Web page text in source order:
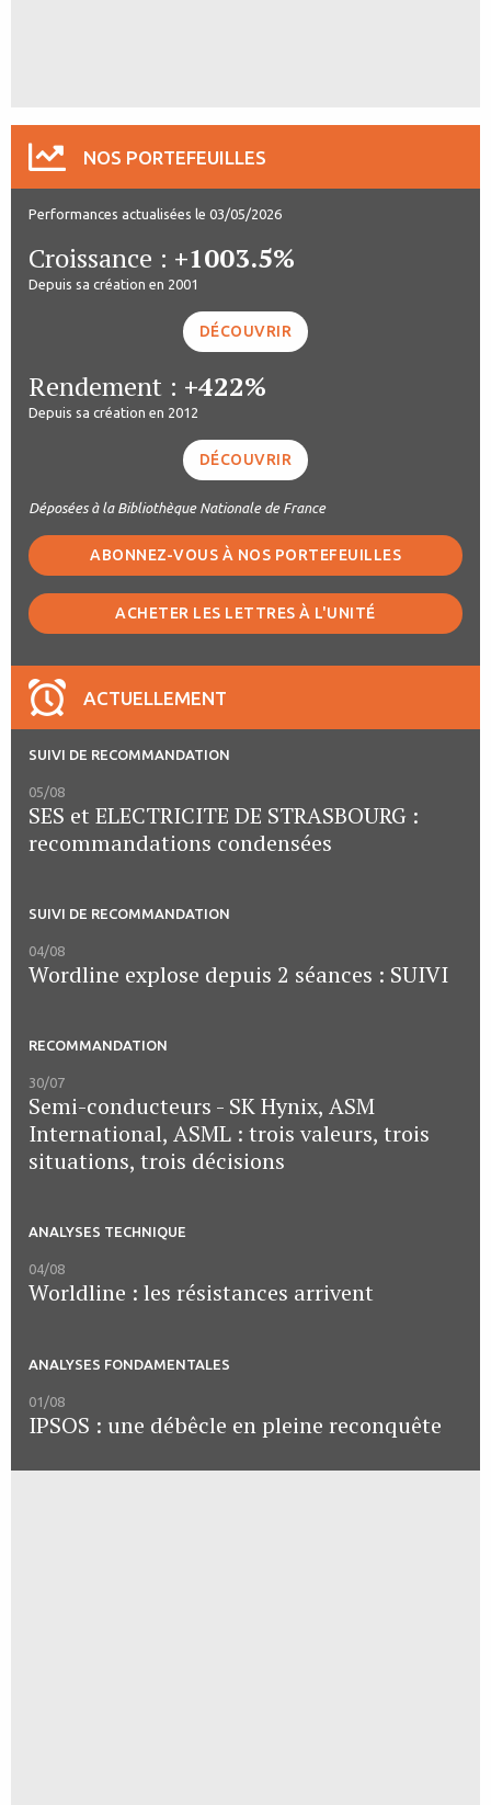
NOS PORTEFEUILLES
Performances actualisées le 03/05/2026
Croissance : +1003.5%
Depuis sa création en 2001
DÉCOUVRIR
Rendement : +422%
Depuis sa création en 2012
DÉCOUVRIR
Déposées à la Bibliothèque Nationale de France
ABONNEZ-VOUS À NOS PORTEFEUILLES
ACHETER LES LETTRES À L'UNITÉ
ACTUELLEMENT
SUIVI DE RECOMMANDATION
05/08
SES et ELECTRICITE DE STRASBOURG :
recommandations condensées
SUIVI DE RECOMMANDATION
04/08
Wordline explose depuis 2 séances : SUIVI
RECOMMANDATION
30/07
Semi-conducteurs - SK Hynix, ASM
International, ASML : trois valeurs, trois
situations, trois décisions
ANALYSES TECHNIQUE
04/08
Worldline : les résistances arrivent
ANALYSES FONDAMENTALES
01/08
IPSOS : une débêcle en pleine reconquête